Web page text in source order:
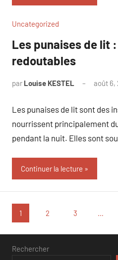
Uncategorized
Les punaises de lit
redoutables
par Louise KESTEL août 6,
Les punaises de lit sont des
nourrissent principalement
pendant la nuit. Elles sont
Continuer la lecture
Pagination
des
publications
1 2 3 …
Rechercher